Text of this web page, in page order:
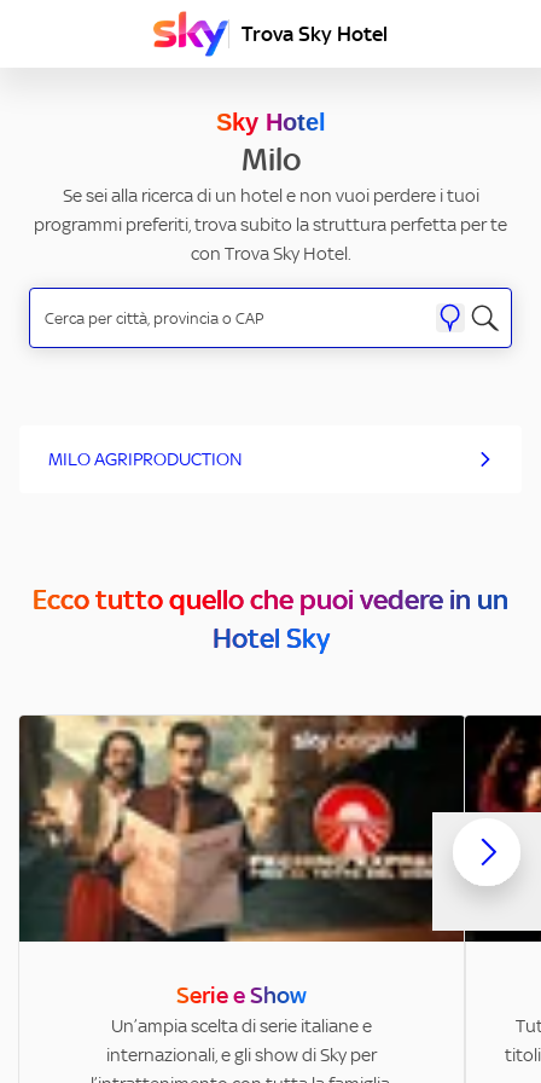
Trova Sky Hotel
Sky Hotel
Milo
Se sei alla ricerca di un hotel e non vuoi perdere i tuoi
programmi preferiti, trova subito la struttura perfetta per te
con Trova Sky Hotel.
MILO AGRIPRODUCTION
Ecco tutto quello che puoi vedere in un
Hotel Sky
Serie e Show
Un’ampia scelta di serie italiane e
internazionali, e gli show di Sky per
titoli